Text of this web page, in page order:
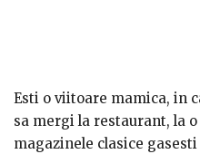
Esti o viitoare mamica, in
sa mergi la restaurant, la
magazinele clasice